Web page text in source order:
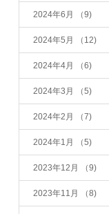
2024年6月 （9)
2024年5月 （12)
2024年4月 （6)
2024年3月 （5)
2024年2月 （7)
2024年1月 （5)
2023年12月 （9)
2023年11月 （8)